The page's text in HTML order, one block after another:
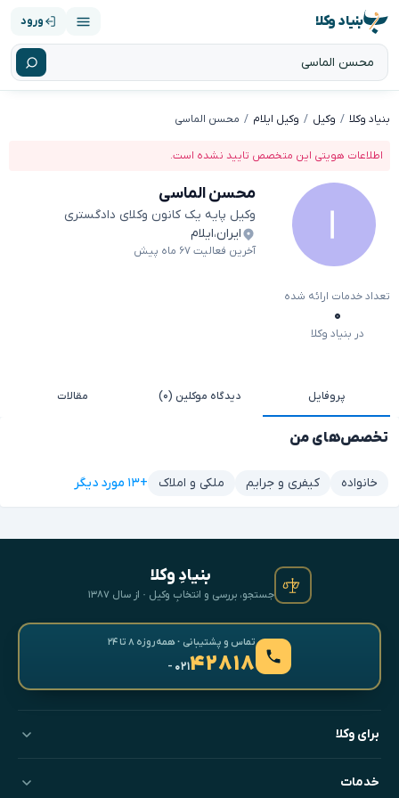
بنیاد وکلا ورود
بنیاد وکلا وکیل وکیل ایلام محسن الماسی
اطلاعات هویتی این متخصص تایید نشده است.
محسن الماسی
وکیل پایه یک کانون وکلای دادگستری
ایران،ایلام
آخرین فعالیت ۶۷ ماه پیش
تعداد خدمات ارائه شده
۰
در بنیاد وکلا
پروفایل دیدگاه موکلین (۰) مقالات
تخصص‌های من
خانواده کیفری و جرایم ملکی و املاک +۱۳ مورد دیگر
بنیادِ وکلا
جستجو، بررسی و انتخابِ وکیل · از سال ۱۳۸۷
تماس و پشتیبانی · همه‌روزه ۸ تا ۲۴
۴۲۸۱۸- ۰۲۱
برای وکلا
خدمات